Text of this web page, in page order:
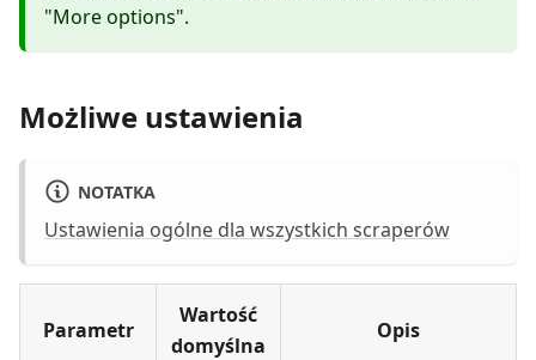
"More options".
Możliwe ustawienia
NOTATKA
Ustawienia ogólne dla wszystkich scraperów
Parametr
Wartość
domyślna
Opis